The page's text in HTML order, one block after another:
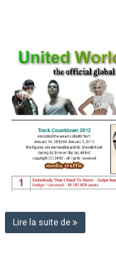
Lire la suite de